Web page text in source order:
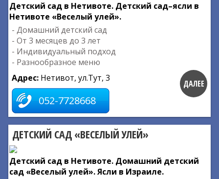
Детский сад в Нетивоте. Детский сад–ясли в
Нетивоте «Веселый улей».
- Домашний детский сад
- От 3 месяцев до 3 лет
- Индивидуальный подход
- Разнообразное меню
Адрес: Нетивот, ул.Тут, 3
052-7728668
ДАЛЕЕ
ДЕТСКИЙ САД «ВЕСЕЛЫЙ УЛЕЙ»
Детский сад в Нетивоте. Домашний детский
сад «Веселый улей». Ясли в Израиле.